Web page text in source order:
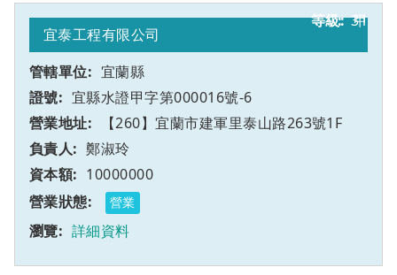
31
宜泰工程有限公司
宜蘭縣
宜縣水證甲字第000016號-6
【260】宜蘭市建軍里泰山路263號1F
甲
鄭淑玲
10000000
營業
詳細資料